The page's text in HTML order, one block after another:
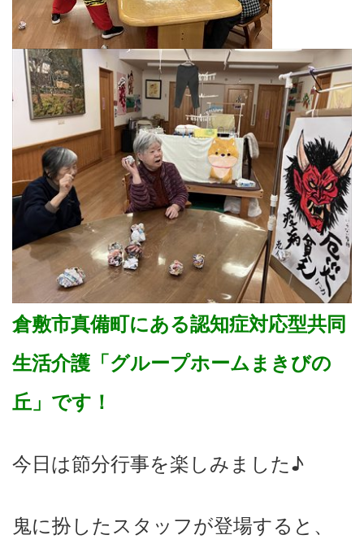
倉敷市真備町にある認知症対応型共同
生活介護「グループホームまきびの
丘」です！
今日は節分行事を楽しみました♪
鬼に扮したスタッフが登場すると、